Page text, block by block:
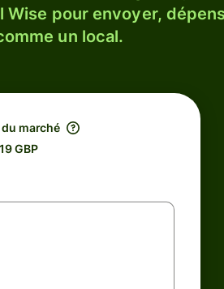
pour envoyer,
un local.
marché
GBP